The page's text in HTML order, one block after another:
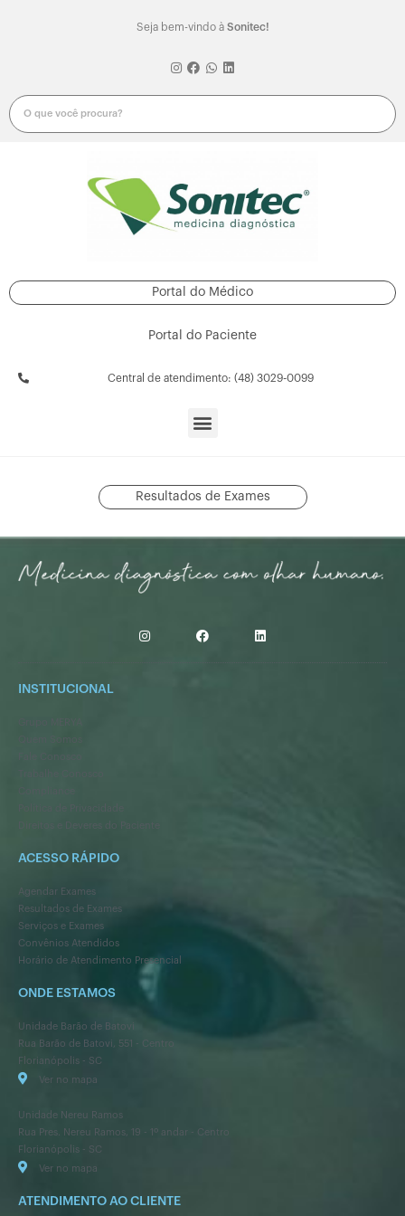
Seja bem-vindo à Sonitec!
Portal do Médico
Portal do Paciente
Central de atendimento: (48) 3029-0099
Resultados de Exames
INSTITUCIONAL
ACESSO RÁPIDO
Agendar Exames
Resultados de Exames
Serviços e Exames
Convênios Atendidos
Horário de Atendimento Presencial
ONDE ESTAMOS
Unidade Barão de Batovi
Rua Barão de Batovi, 551 - Centro
Florianópolis - SC
Ver no mapa
Unidade Nereu Ramos
Rua Pres. Nereu Ramos, 19 - 1º andar - Centro
Florianópolis - SC
Ver no mapa
ATENDIMENTO AO CLIENTE